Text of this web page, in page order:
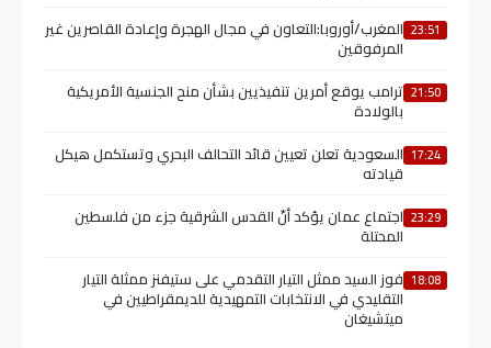
23:51 المغرب/أوروبا:التعاون في مجال الهجرة وإعادة القاصرين غير
المرفوقين
21:50 ترامب يوقع أمرين تنفيذيين بشأن منح الجنسية الأمريكية
بالولادة
17:24 السعودية تعلن تعيين قائد التحالف البحري وتستكمل هيكل
قيادته
23:29 اجتماع عمان يؤكد أنّ القدس الشرقية جزء من فلسطين
المحتلة
18:08 فوز السيد ممثل التيار التقدمي على ستيفنز ممثلة التيار
التقليدي في الانتخابات التمهيدية للديمقراطيين في
ميتشيغان